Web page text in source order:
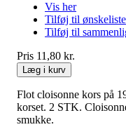
Vis her
Tilføj til ønskeliste
Tilføj til
Pris 11,80 kr.
Læg i kurv
Flot cloisonne kors på
korset. 2 STK.
smukke.